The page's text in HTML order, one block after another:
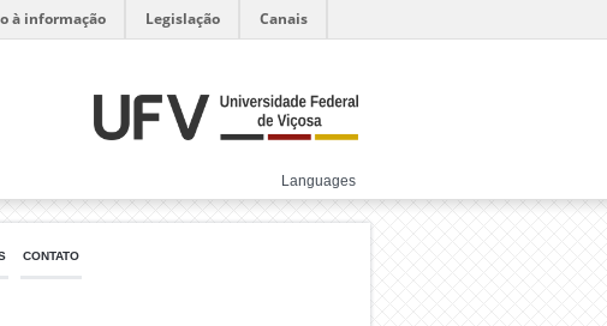
à informação Legislação Canais
Languages
CONTATO